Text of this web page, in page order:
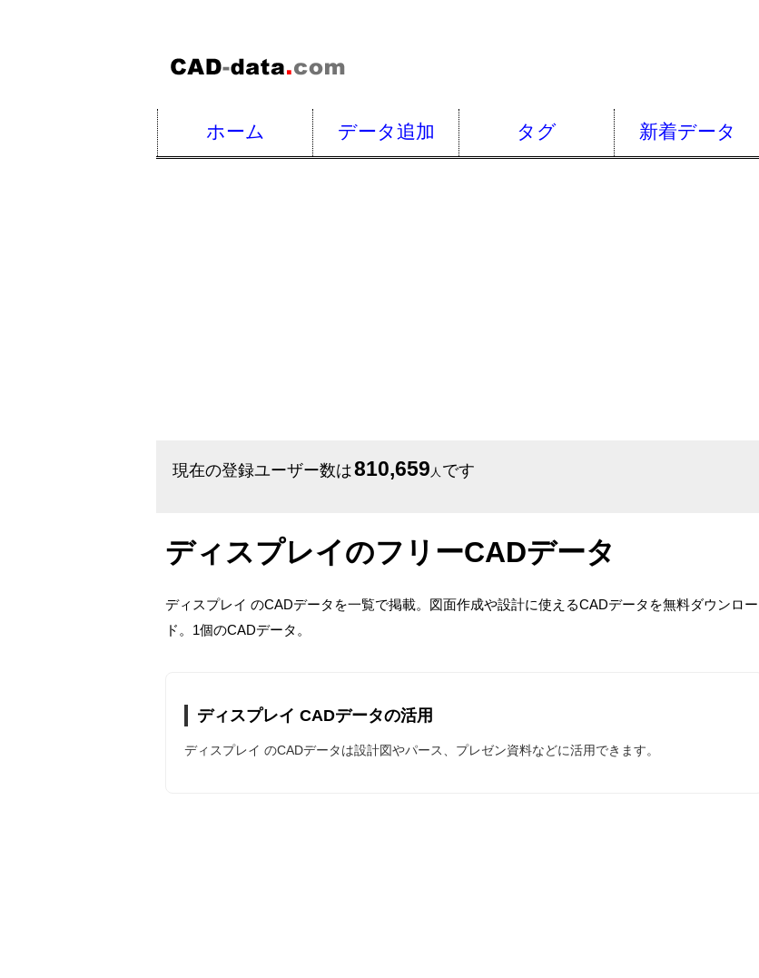
ホーム データ追加 タグ 新着データ
現在の登録ユーザー数は810,659 人 です
ディスプレイのフリーCADデータ
ディスプレイ のCADデータを一覧で掲載。図面作成や設計に使えるCADデータを無料ダウンロー
ド。1個のCADデータ。
ディスプレイ CADデータの活用
ディスプレイ のCADデータは設計図やパース、プレゼン資料などに活用できます。